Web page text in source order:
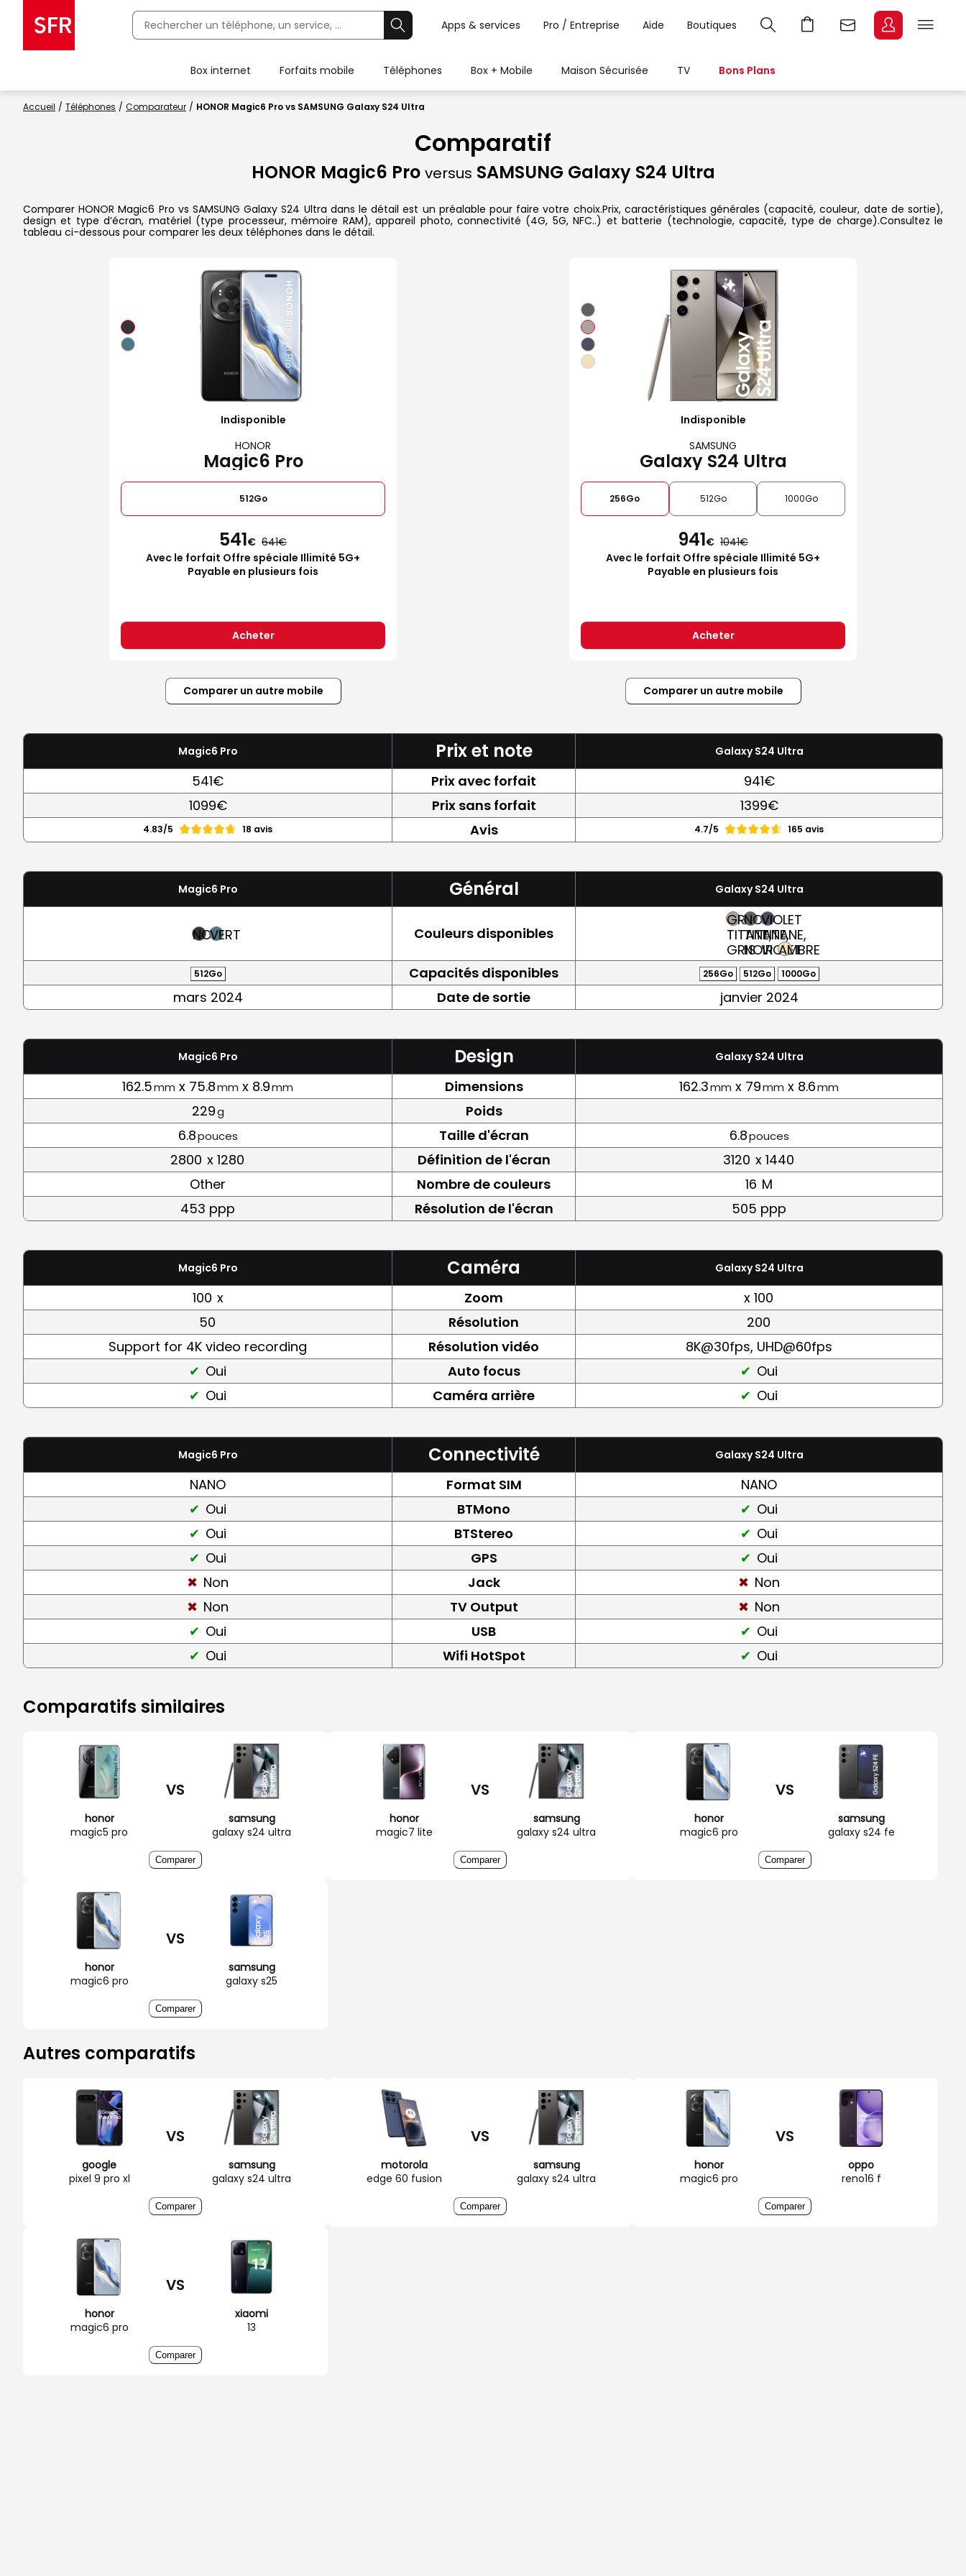
Apps & services Pro / Entreprise Aide Boutiques
Box internet Forfaits mobile Téléphones Box + Mobile Maison Sécurisée TV Bons Plans
Accueil Téléphones Comparateur HONOR Magic6 Pro vs SAMSUNG Galaxy S24 Ultra
Comparatif
HONOR Magic6 Pro versus SAMSUNG Galaxy S24 Ultra
Comparer HONOR Magic6 Pro vs SAMSUNG Galaxy S24 Ultra dans le détail est un préalable pour faire votre choix.Prix, caractéristiques générales (capacité, couleur, date de sortie),
design et type d’écran, matériel (type processeur, mémoire RAM), appareil photo, connectivité (4G, 5G, NFC..) et batterie (technologie, capacité, type de charge).Consultez le
tableau ci-dessous pour comparer les deux téléphones dans le détail.
Indisponible
HONOR
Magic6 Pro
512Go
541€ 641
Avec le forfait Offre spéciale Illimité 5G+
Payable en plusieurs fois
Acheter
Indisponible
SAMSUNG
Galaxy S24 Ultra
256Go 512Go 1000Go
941€ 1041
Avec le forfait Offre spéciale Illimité 5G+
Payable en plusieurs fois
Acheter
Comparer un autre mobile Comparer un autre mobile
Magic6 Pro Prix et note Galaxy S24 Ultra
541€ Prix avec forfait
941€
1099€
Prix sans forfait 1399€
4.83/5 18 avis Avis 4.7/5 165 avis
Magic6 Pro Général Galaxy S24 Ultra
NOIRVERT Couleurs disponibles
GRIS
TITANE,
GRIS
NOIR
TITANE,
NOIR
VIOLET
TITANE,
VIOLET
AMBRE
512Go Capacités disponibles 256Go 512Go 1000Go
mars 2024 Date de sortie janvier 2024
Magic6 Pro Design Galaxy S24 Ultra
162.5mm x 75.8mm x 8.9mm Dimensions 162.3mm x 79mm x 8.6mm
229g
Poids
6.8pouces Taille d'écran 6.8pouces
2800 x 1280 Définition de l'écran 3120 x 1440
Other
Nombre de couleurs 16 M
453 ppp
Résolution de l'écran 505 ppp
Magic6 Pro Caméra Galaxy S24 Ultra
100 x Zoom
x 100
50
Résolution
200
Support for 4K video recording
Résolution vidéo
8K@30fps, UHD@60fps
Oui
Auto focus
Oui
Oui
Caméra arrière Oui
Magic6 Pro Connectivité Galaxy S24 Ultra
NANO Format SIM
NANO
Oui
BTMono
Oui
Oui
BTStereo
Oui
Oui
GPS
Oui
Non
Jack
Non
Non
TV Output
Non
Oui
USB
Oui
Oui
Wifi HotSpot Oui
Comparatifs similaires
honor
magic5 pro
VS
samsung
galaxy s24 ultra
Comparer
honor
magic7 lite
VS
samsung
galaxy s24 ultra
Comparer
honor
magic6 pro
VS
samsung
galaxy s24 fe
Comparer
honor
magic6 pro
VS
samsung
galaxy s25
Comparer
Autres comparatifs
google
pixel 9 pro xl
VS
samsung
galaxy s24 ultra
Comparer
motorola
edge 60 fusion
VS
samsung
galaxy s24 ultra
Comparer
honor
magic6 pro
VS
oppo
reno16 f
Comparer
honor
magic6 pro
VS
xiaomi
13
Comparer